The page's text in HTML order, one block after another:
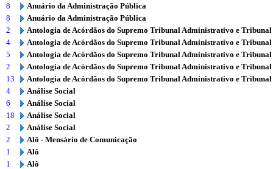
8
Anuário da Administração Pública
8
Anuário da Administração Pública
2
Antologia de Acórdãos do Supremo Tribunal Administrativo e
4
Antologia de Acórdãos do Supremo Tribunal Administrativo e
5
Antologia de Acórdãos do Supremo Tribunal Administrativo e
2
Antologia de Acórdãos do Supremo Tribunal Administrativo e
13
Antologia de Acórdãos do Supremo Tribunal Administrativo e
4
Análise Social
6
Análise Social
18
Análise Social
2
Análise Social
2
Alô - Mensário de Comunicação
1
Alô
1
Alô